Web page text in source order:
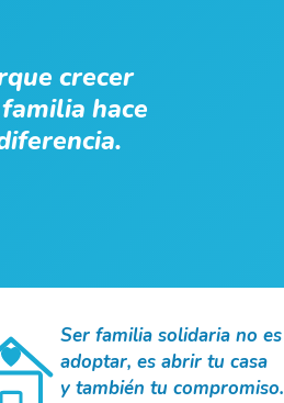
crecer
hace
Ser familia solidaria no es
adoptar, es abrir tu casa
y también tu compromiso.